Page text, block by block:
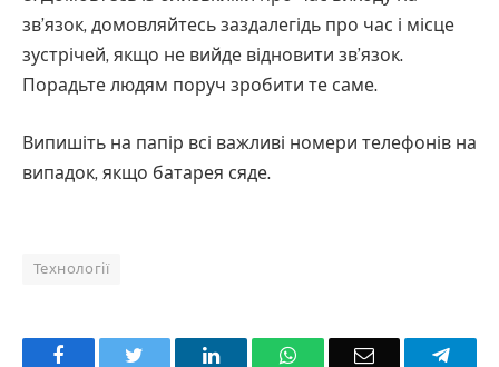
зв’язок, домовляйтесь заздалегідь про час і місце
зустрічей, якщо не вийде відновити зв’язок.
Порадьте людям поруч зробити те саме.
Випишіть на папір всі важливі номери телефонів на
випадок, якщо батарея сяде.
Технології
Facebook LinkedInWhatsAppEmail